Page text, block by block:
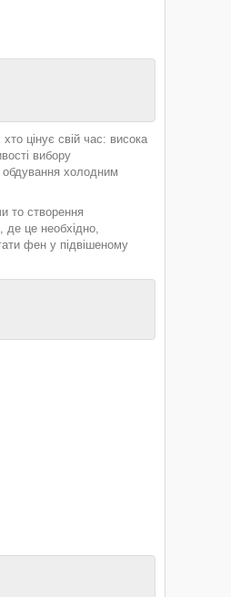
цінує свій час: висока
вибору
обдування холодним
то створення
де це необхідно,
фен у підвішеному